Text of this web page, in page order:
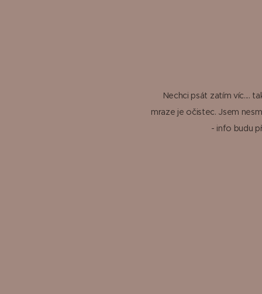
Nechci psát zatím víc....
mraze je očistec. Jsem
- info budu